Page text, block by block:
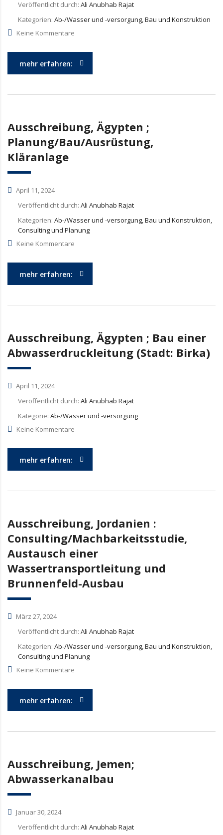
Veröffentlicht durch: Ali Anubhab Rajat
Kategorien: Ab-/Wasser und -versorgung, Bau und Konstruktion
Keine Kommentare
mehr erfahren:
Ausschreibung, Ägypten ;
Planung/Bau/Ausrüstung,
Kläranlage
April 11, 2024
Veröffentlicht durch: Ali Anubhab Rajat
Kategorien: Ab-/Wasser und -versorgung, Bau und Konstruktion,
Consulting und Planung
Keine Kommentare
mehr erfahren:
Ausschreibung, Ägypten ; Bau einer
Abwasserdruckleitung (Stadt: Birka)
April 11, 2024
Veröffentlicht durch: Ali Anubhab Rajat
Kategorie: Ab-/Wasser und -versorgung
Keine Kommentare
mehr erfahren:
Ausschreibung, Jordanien :
Consulting/Machbarkeitsstudie,
Austausch einer
Wassertransportleitung und
Brunnenfeld-Ausbau
März 27, 2024
Veröffentlicht durch: Ali Anubhab Rajat
Kategorien: Ab-/Wasser und -versorgung, Bau und Konstruktion,
Consulting und Planung
Keine Kommentare
mehr erfahren:
Ausschreibung, Jemen;
Abwasserkanalbau
Januar 30, 2024
Veröffentlicht durch: Ali Anubhab Rajat